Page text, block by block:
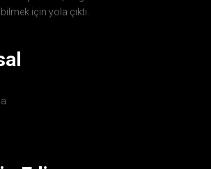
için yola çıktı.